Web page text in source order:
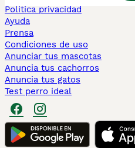
Politica privacidad
Ayuda
Prensa
Condiciones de uso
Anunciar tus mascotas
Anuncia tus cachorros
Anuncia tus gatos
Test perro ideal